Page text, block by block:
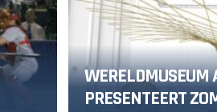
WERELDMUSEUM
PRESENTEERT